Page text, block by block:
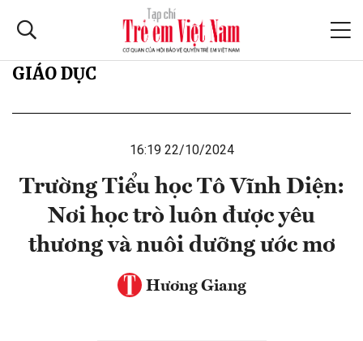
GIÁO DỤC
16:19 22/10/2024
Trường Tiểu học Tô Vĩnh Diện:
Nơi học trò luôn được yêu
thương và nuôi dưỡng ước mơ
Hương Giang